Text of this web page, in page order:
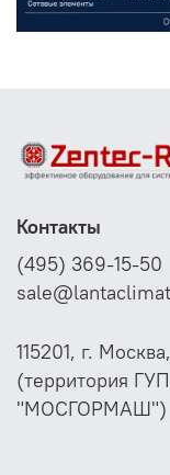
Контакты
(495) 369-15-50
115201, г.
(территория
"МОСГОРМАШ")